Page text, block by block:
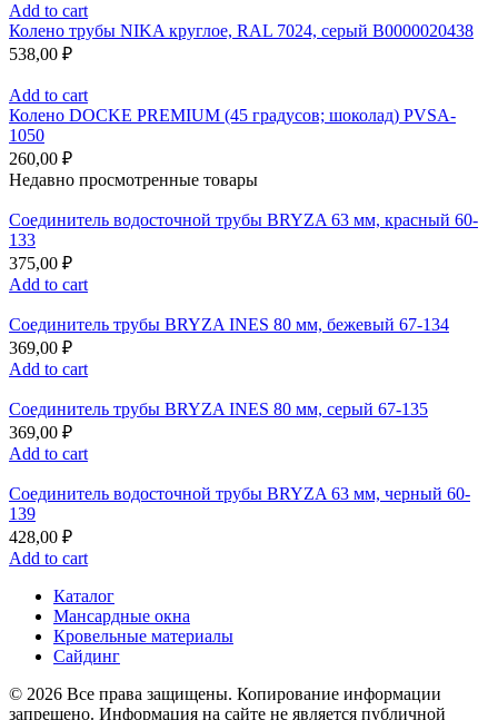
Add to cart
Колено трубы NIKA круглое, RAL 7024, серый В0000020438
538,00 ₽
Add to cart
Колено DOCKE PREMIUM (45 градусов; шоколад) PVSA-
1050
260,00 ₽
Недавно просмотренные товары
Соединитель водосточной трубы BRYZA 63 мм, краcный 60-
133
375,00 ₽
Add to cart
Соединитель трубы BRYZA INES 80 мм, бежевый 67-134
369,00 ₽
Add to cart
Соединитель трубы BRYZA INES 80 мм, серый 67-135
369,00 ₽
Add to cart
Соединитель водосточной трубы BRYZA 63 мм, черный 60-
139
428,00 ₽
Add to cart
Каталог
Мансардные окна
Кровельные материалы
Сайдинг
© 2026 Все права защищены. Копирование информации
запрещено. Информация на сайте не является публичной